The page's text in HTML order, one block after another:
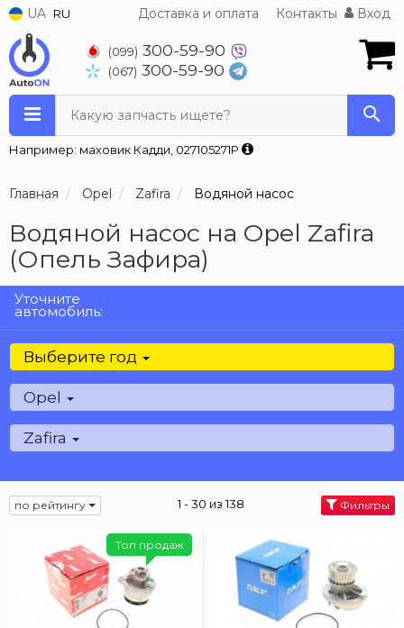
UA RU Доставка и оплата Контакты Вход
(099) 300-59-90
(067) 300-59-90
Какую запчасть ищете?
Например: маховик Кадди, 027105271P
Главная Opel Zafira Водяной насос
Водяной насос на Opel Zafira
(Опель Зафира)
Уточните
автомобиль:
Выберите год
Opel
Zafira
по рейтингу 1 - 30 из 138 Фильтры
Топ продаж